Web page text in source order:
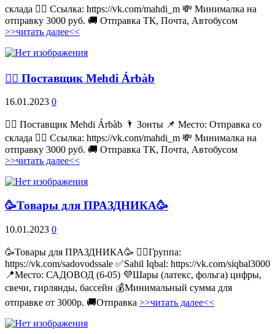
склада 👉🏻 Ссылка: https://vk.com/mahdi_m 💸 Минималка на
отправку 3000 руб. 🚚 Отправка ТК, Почта, Автобусом
>>читать далее<<
💁‍♂ Поставщик Mehdi Árbàb
16.01.2023 0
💁‍♂ Поставщик Mehdi Árbàb 🌂 Зонты 📌 Место: Отправка со
склада 👉🏻 Ссылка: https://vk.com/mahdi_m 💸 Минималка на
отправку 3000 руб. 🚚 Отправка ТК, Почта, Автобусом
>>читать далее<<
🥳Товары для ПРАЗДНИКА🥳
10.01.2023 0
🥳Товары для ПРАЗДНИКА🥳 👉🏻Группа:
https://vk.com/sadovodssale ✅Sahil Iqbal: https://vk.com/siqbal3000
📍Место: САДОВОД (6-05) 💜Шары (латекс, фольга) цифры,
свечи, гирлянды, бассейн 💰Минимальный сумма для
отправке от 3000р. 🚚Отправка >>читать далее<<